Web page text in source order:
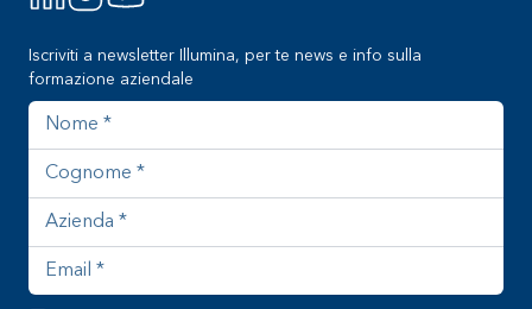
Iscriviti a newsletter Illumina, per te news e info sulla
formazione aziendale
Nome
Cognome
Azienda
Indirizzo email